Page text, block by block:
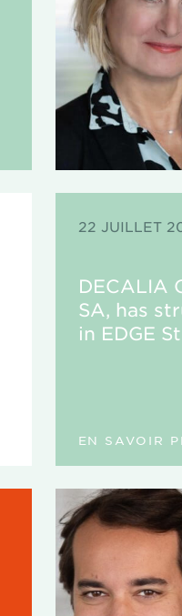
22 JUILLET
DECALIA
SA, has
in EDGE
EN SAVOIR